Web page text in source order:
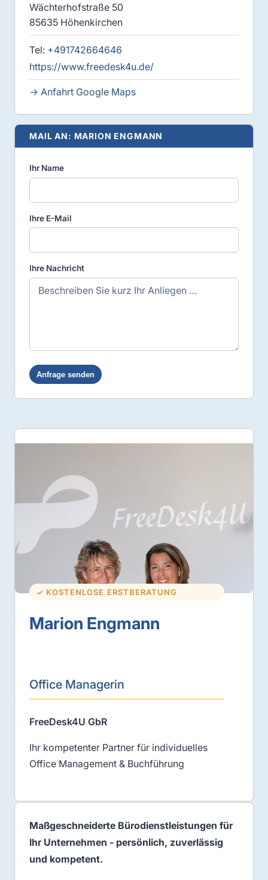
✓ KOSTENLOSE ERSTBERATUNG
Marion Engmann
Office Managerin
FreeDesk4U GbR
Ihr kompetenter Partner für individuelles
Office Management & Buchführung
Maßgeschneiderte Bürodienstleistungen für
Ihr Unternehmen - persönlich, zuverlässig
und kompetent.
Wächterhofstraße 50
85635 Höhenkirchen
Tel: +491742664646
https://www.freedesk4u.de/
→ Anfahrt Google Maps
MAIL AN: MARION ENGMANN
Ihr Name
Ihre E-Mail
Ihre Nachricht